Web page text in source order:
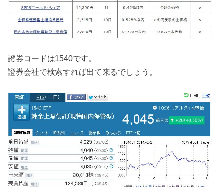
證券コードは1540です。
證券会社で検索すれば出て来るでしょう。